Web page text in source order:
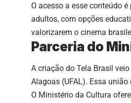
O acesso a esse conteúdo
adultos, com opções
valorizarem o cinema
Parceria do
A criação do Tela Brasil
Alagoas (UFAL). Essa
O Ministério da Cultura